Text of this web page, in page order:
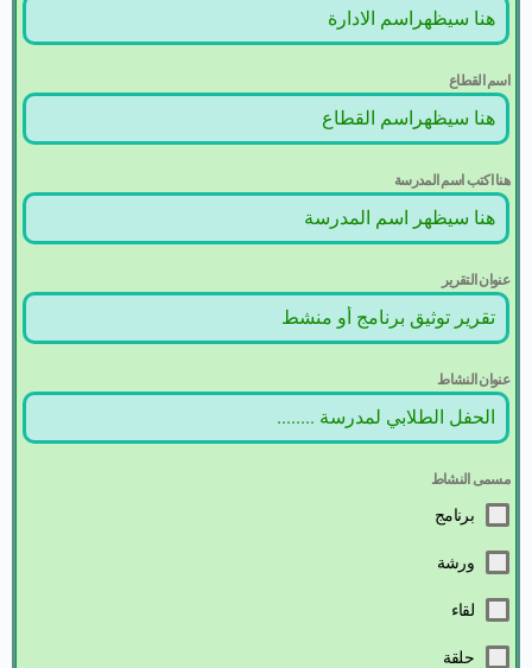
اسم القطاع
هنا اكتب اسم المدرسة
عنوان التقرير
عنوان النشاط
مسمى النشاط
برنامج
ورشة
لقاء
حلقة